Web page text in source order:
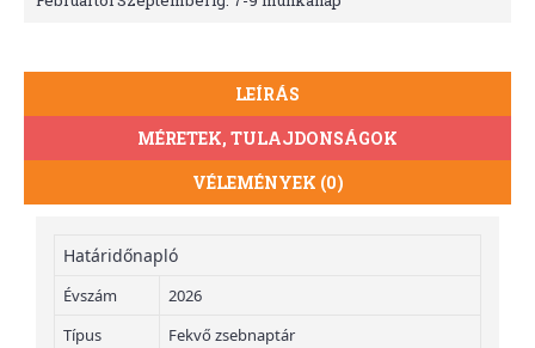
LEÍRÁS
MÉRETEK, TULAJDONSÁGOK
VÉLEMÉNYEK (0)
Határidőnapló
Évszám
2026
Típus
Fekvő zsebnaptár